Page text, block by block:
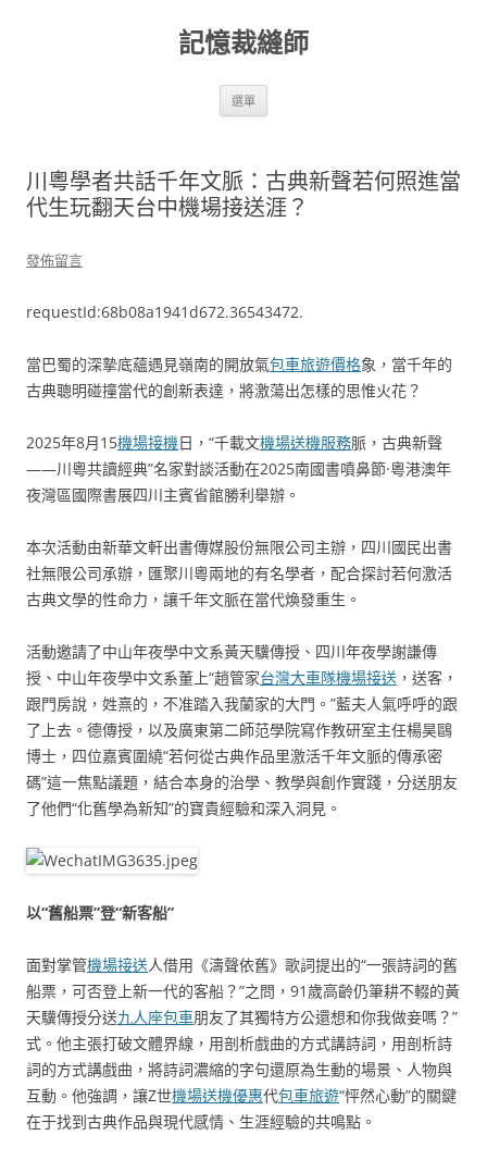
記憶裁縫師
選單
川粵學者共話千年文脈：古典新聲若何照進當
代生玩翻天台中機場接送涯？
發佈留言
requestId:68b08a1941d672.36543472.
當巴蜀的深摯底蘊遇見嶺南的開放氣包車旅遊價格象，當千年的
古典聰明碰撞當代的創新表達，將激蕩出怎樣的思惟火花？
2025年8月15機場接機日，“千載文機場送機服務脈，古典新聲
——川粵共讀經典”名家對談活動在2025南國書噴鼻節·粵港澳年
夜灣區國際書展四川主賓省館勝利舉辦。
本次活動由新華文軒出書傳媒股份無限公司主辦，四川國民出書
社無限公司承辦，匯聚川粵兩地的有名學者，配合探討若何激活
古典文學的性命力，讓千年文脈在當代煥發重生。
活動邀請了中山年夜學中文系黃天驥傳授、四川年夜學謝謙傳
授、中山年夜學中文系董上“趙管家台灣大車隊機場接送 ，送客，
跟門房說，姓熹的，不准踏入我蘭家的大門。”藍夫人氣呼呼的跟
了上去。德傳授，以及廣東第二師范學院寫作教研室主任楊昊鷗
博士，四位嘉賓圍繞“若何從古典作品里激活千年文脈的傳承密
碼”這一焦點議題，結合本身的治學、教學與創作實踐，分送朋友
了他們“化舊學為新知”的寶貴經驗和深入洞見。
以“舊船票”登“新客船”
面對掌管機場接送人借用《濤聲依舊》歌詞提出的“一張詩詞的舊
船票，可否登上新一代的客船？”之問，91歲高齡仍筆耕不輟的黃
天驥傳授分送九人座包車朋友了其獨特方公還想和你我做妾嗎？”
式。他主張打破文體界線，用剖析戲曲的方式講詩詞，用剖析詩
詞的方式講戲曲，將詩詞濃縮的字句還原為生動的場景、人物與
互動。他強調，讓Z世機場送機優惠代包車旅遊“怦然心動”的關鍵
在于找到古典作品與現代感情、生涯經驗的共鳴點。